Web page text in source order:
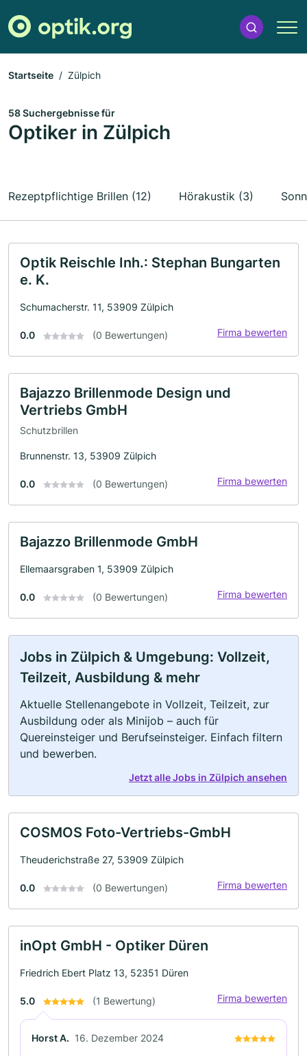
Startseite Zülpich
58 Suchergebnisse für
Optiker in Zülpich
Rezeptpflichtige Brillen (12) Hörakustik (3)
Optik Reischle Inh.: Stephan Bungarten
e. K.
Schumacherstr. 11, 53909 Zülpich
0.0 (0 Bewertungen) Firma bewerten
Bajazzo Brillenmode Design und
Vertriebs GmbH
Schutzbrillen
Brunnenstr. 13, 53909 Zülpich
0.0 (0 Bewertungen) Firma bewerten
Bajazzo Brillenmode GmbH
Ellemaarsgraben 1, 53909 Zülpich
0.0 (0 Bewertungen) Firma bewerten
Jobs in Zülpich & Umgebung: Vollzeit,
Teilzeit, Ausbildung & mehr
Aktuelle Stellenangebote in Vollzeit, Teilzeit, zur
Ausbildung oder als Minijob – auch für
Quereinsteiger und Berufseinsteiger. Einfach filtern
und bewerben.
Jetzt alle Jobs in Zülpich ansehen
COSMOS Foto-Vertriebs-GmbH
Theuderichstraße 27, 53909 Zülpich
0.0 (0 Bewertungen) Firma bewerten
inOpt GmbH - Optiker Düren
Friedrich Ebert Platz 13, 52351 Düren
5.0 (1 Bewertung) Firma bewerten
Horst A. 16. Dezember 2024